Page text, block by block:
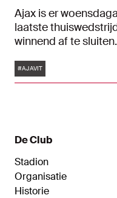
Ajax is er
laatste
winnend af te
Vitesse. De
wedstrijd op
Tags
#AJAVIT
De Club
Stadion
Organisatie
Historie